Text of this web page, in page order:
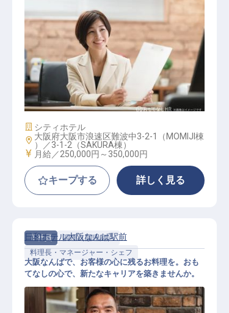
宿泊予約MGR業務【日和ホテル大阪
なんば駅前】
施設業態
シティホテル
勤務地
大阪府大阪市浪速区難波中3-2-1（MOMIJI棟
）／3-1-2（SAKURA棟）
給与
月給／250,000円～ 350,000円
キープする 詳しく見る
正社員
調理（調理師）
料理長・マネージャー・シェフ
日和ホテル大阪なんば駅前
大阪なんばで、お客様の心に残るお料理を。おも
てなしの心で、新たなキャリアを築きませんか。